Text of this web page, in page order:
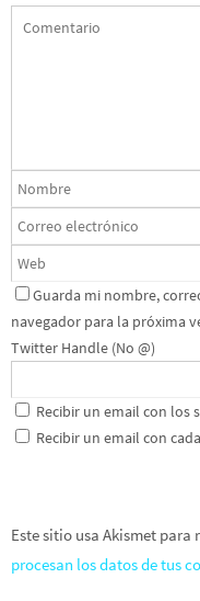
Guarda mi nombre,
navegador para la próxima
Twitter Handle (No @)
Recibir un email con los
Recibir un email con
Este sitio usa Akismet para
procesan los datos de tus